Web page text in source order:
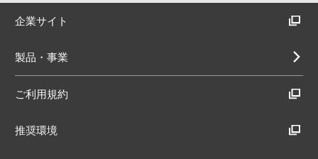
企業サイト
製品・事業
ご利用規約
推奨環境